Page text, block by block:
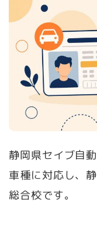
静岡県セイブ自
車種に対応し、
総合校です。